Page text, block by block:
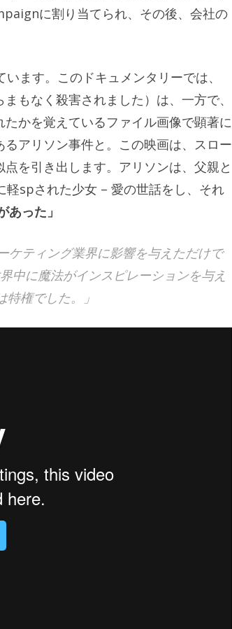
に割り当てられ、その後、会社の
ます。このドキュメンタリーでは、
もなく殺害されました）は、一方で、
かを覚えているファイル画像で顕著に
アリソン事件と。この映画は、スロー
を引き出します。アリソンは、父親と
spされた少女 – 愛の世話をし、それ
った」
ケティング業界に影響を与えただけで
中に魔法がインスピレーションを与え
権でした。」